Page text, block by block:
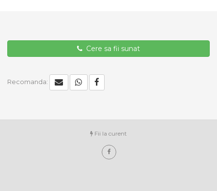
Cere sa fii sunat
Recomanda:
Fii la curent